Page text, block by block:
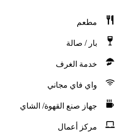
مطعم
بار / صالة
خدمة الغرف
واي فاي مجاني
جهاز صنع القهوة/ الشاي
مركز أعمال